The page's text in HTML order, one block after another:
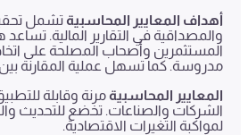
أهداف المعايير المحاسبية تشمل
والمصداقية في التقارير المالية. تساعد
المستثمرين وأصحاب المصلحة على
مدروسة. كما تسهل عملية المقارنة
المعايير المحاسبية مرنة وقابلة
الشركات والصناعات. تخضع للتحديث
لمواكبة التغيرات الاقتصادية.